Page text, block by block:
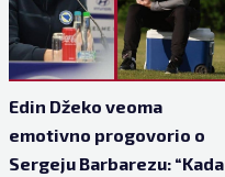
Edin Džeko veoma
emotivno progovorio o
Sergeju Barbarezu: “Kada